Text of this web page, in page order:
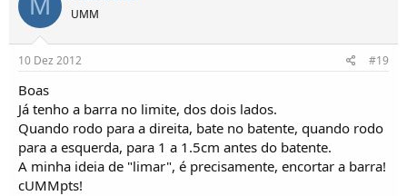
M UMM
10 Dez 2012 #19
Boas
Já tenho a barra no limite, dos dois lados.
Quando rodo para a direita, bate no batente, quando rodo
para a esquerda, para 1 a 1.5cm antes do batente.
A minha ideia de "limar", é precisamente, encortar a barra!
cUMMpts!